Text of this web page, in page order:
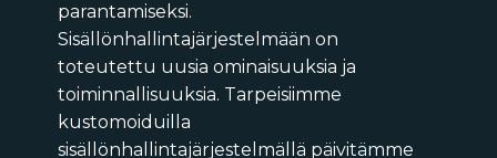
parantamiseksi.
Sisällönhallintajärjestelmään on
toteutettu uusia ominaisuuksia ja
toiminnallisuuksia. Tarpeisiimme
kustomoiduilla
sisällönhallintajärjestelmällä päivitämme